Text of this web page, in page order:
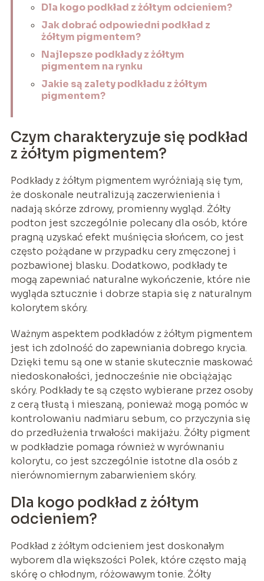
Dla kogo podkład z żółtym odcieniem?
Jak dobrać odpowiedni podkład z
żółtym pigmentem?
Najlepsze podkłady z żółtym
pigmentem na rynku
Jakie są zalety podkładu z żółtym
pigmentem?
Czym charakteryzuje się podkład
z żółtym pigmentem?
Podkłady z żółtym pigmentem wyróżniają się tym,
że doskonale neutralizują zaczerwienienia i
nadają skórze zdrowy, promienny wygląd. Żółty
podton jest szczególnie polecany dla osób, które
pragną uzyskać efekt muśnięcia słońcem, co jest
często pożądane w przypadku cery zmęczonej i
pozbawionej blasku. Dodatkowo, podkłady te
mogą zapewniać naturalne wykończenie, które nie
wygląda sztucznie i dobrze stapia się z naturalnym
kolorytem skóry.
Ważnym aspektem podkładów z żółtym pigmentem
jest ich zdolność do zapewniania dobrego krycia.
Dzięki temu są one w stanie skutecznie maskować
niedoskonałości, jednocześnie nie obciążając
skóry. Podkłady te są często wybierane przez osoby
z cerą tłustą i mieszaną, ponieważ mogą pomóc w
kontrolowaniu nadmiaru sebum, co przyczynia się
do przedłużenia trwałości makijażu. Żółty pigment
w podkładzie pomaga również w wyrównaniu
kolorytu, co jest szczególnie istotne dla osób z
nierównomiernym zabarwieniem skóry.
Dla kogo podkład z żółtym
odcieniem?
Podkład z żółtym odcieniem jest doskonałym
wyborem dla większości Polek, które często mają
skórę o chłodnym, różowawym tonie. Żółty